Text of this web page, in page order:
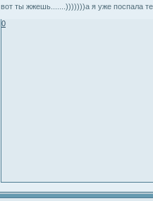
вот ты жжешь.......)))))))а я уже поспала
0